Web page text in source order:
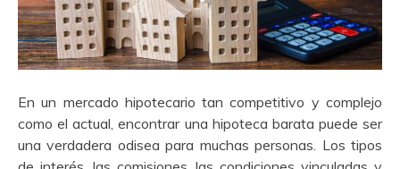
En un mercado hipotecario tan competitivo y complejo
como el actual, encontrar una hipoteca barata puede ser
una verdadera odisea para muchas personas. Los tipos